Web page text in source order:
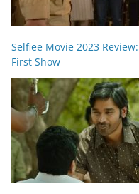
Selfiee Movie 2023
First Show